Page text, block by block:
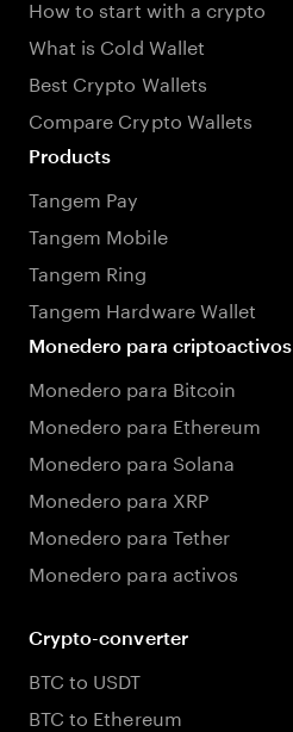
How to start with a crypto
What is Cold Wallet
Best Crypto Wallets
Compare Crypto Wallets
Products
Tangem Pay
Tangem Mobile
Tangem Ring
Tangem Hardware Wallet
Monedero para criptoactivos
Monedero para Bitcoin
Monedero para Ethereum
Monedero para Solana
Monedero para XRP
Monedero para Tether
Monedero para activos
Crypto-converter
BTC to USDT
BTC to Ethereum